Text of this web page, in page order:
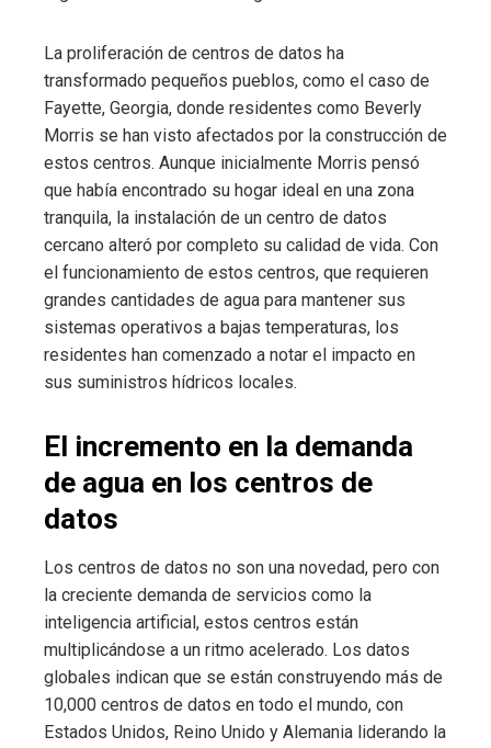
La proliferación de centros de datos ha
transformado pequeños pueblos, como el caso de
Fayette, Georgia, donde residentes como Beverly
Morris se han visto afectados por la construcción de
estos centros. Aunque inicialmente Morris pensó
que había encontrado su hogar ideal en una zona
tranquila, la instalación de un centro de datos
cercano alteró por completo su calidad de vida. Con
el funcionamiento de estos centros, que requieren
grandes cantidades de agua para mantener sus
sistemas operativos a bajas temperaturas, los
residentes han comenzado a notar el impacto en
sus suministros hídricos locales.
El incremento en la demanda
de agua en los centros de
datos
Los centros de datos no son una novedad, pero con
la creciente demanda de servicios como la
inteligencia artificial, estos centros están
multiplicándose a un ritmo acelerado. Los datos
globales indican que se están construyendo más de
10,000 centros de datos en todo el mundo, con
Estados Unidos, Reino Unido y Alemania liderando la